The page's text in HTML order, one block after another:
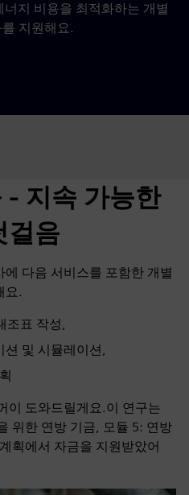
너지 비용을 최적화하는 개별
지원해요.
- 지속 가능한
걸음
다음 서비스를 포함한 개별
요.
조표 작성,
션 및 시뮬레이션,
이 도와드릴게요.이 연구는
위한 연방 기금, 모듈 5: 연방
획에서 자금을 지원받았어